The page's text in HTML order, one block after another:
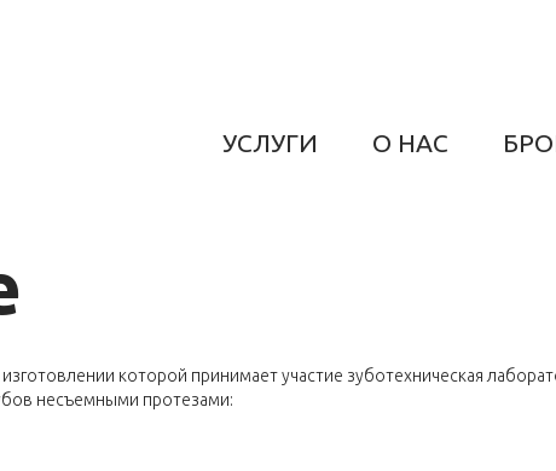
УСЛУГИ О НАС
которой принимает участие зуботехническая
несъемными протезами: